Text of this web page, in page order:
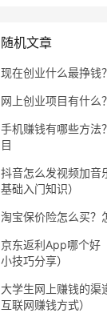
随机文章
现在创业什么最挣钱
网上创业项目有什么
手机赚钱有哪些方法
目
抖音怎么发视频加音
基础入门知识）
淘宝保价险怎么买？
京东返利App哪个好
小技巧分享）
大学生网上赚钱的渠
互联网赚钱方式）